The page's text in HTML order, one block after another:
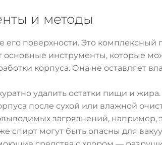
и методы
его поверхности. Это
основные инструменты, которые
корпуса. Она не оставляет
удалить остатки пищи и
после сухой или влажной
загрязнений, например,
спирт могут быть опасны для